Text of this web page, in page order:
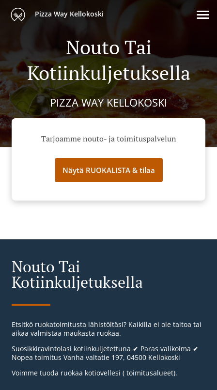
Pizza Way Kellokoski
Nouto Tai
Kotiinkuljetuksella
PIZZA WAY KELLOKOSKI
Tarjoamme nouto- ja toimituspalvelun
Näytä RUOKALISTA & tilaa
Nouto Tai
Kotiinkuljetuksella
Etsitkö ruokatoimitusta lähistöltäsi? Kaikilla ei ole taitoa tai
aikaa valmistaa maukasta ruokaa.
Suosikkiravintolasi kotiinkuljetettuna ✔ Paras valikoima ✔
Nopea toimitus Vanha valtatie 197, 04500 Kellokoski
Voimme tuoda ruokaa kotiovellesi ( toimitusalueet).